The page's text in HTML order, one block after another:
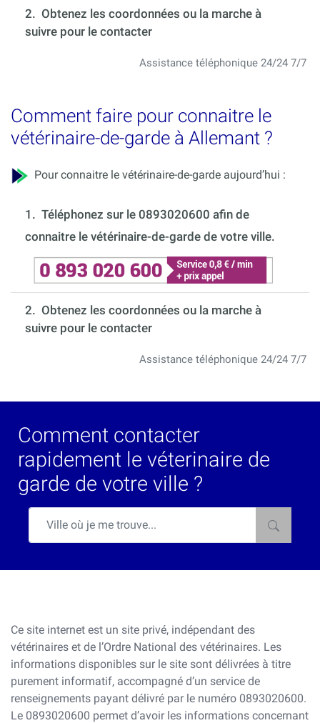
2. Obtenez les coordonnées ou la marche à
suivre pour le contacter
Assistance téléphonique 24/24 7/7
Comment faire pour connaitre le
vétérinaire-de-garde à Allemant ?
Pour connaitre le vétérinaire-de-garde aujourd’hui :
1. Téléphonez sur le 0893020600 afin de
connaitre le vétérinaire-de-garde de votre ville.
2. Obtenez les coordonnées ou la marche à
suivre pour le contacter
Assistance téléphonique 24/24 7/7
Comment contacter
rapidement le véterinaire de
garde de votre ville ?
Ce site internet est un site privé, indépendant des
vétérinaires et de l’Ordre National des vétérinaires. Les
informations disponibles sur le site sont délivrées à titre
purement informatif, accompagné d’un service de
renseignements payant délivré par le numéro 0893020600.
Le 0893020600 permet d’avoir les informations concernant